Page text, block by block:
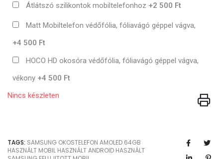
Átlátszó szilikontok mobiltelefonhoz +2 500 Ft
Matt Mobiltelefon védőfólia, fóliavágó géppel vágva,
+4 500 Ft
HOCO HD okosóra védőfólia, fóliavágó géppel vágva,
vékony +4 500 Ft
Nincs készleten
TAGS: SAMSUNG OKOSTELEFON AMOLED 64GB
HASZNÁLT MOBIL HASZNÁLT ANDROID HASZNÁLT